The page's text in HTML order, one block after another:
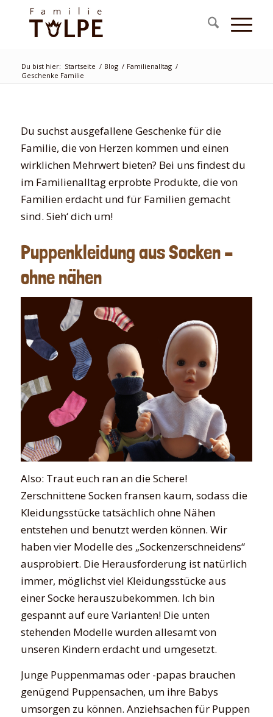
Du bist hier: Startseite / Blog / Familienalltag /
Geschenke Familie
Du suchst ausgefallene Geschenke für die
Familie, die von Herzen kommen und einen
wirklichen Mehrwert bieten? Bei uns findest du
im Familienalltag erprobte Produkte, die von
Familien erdacht und für Familien gemacht
sind. Sieh‘ dich um!
Puppenkleidung aus Socken –
ohne nähen
Also: Traut euch ran an die Schere!
Zerschnittene Socken fransen kaum, sodass die
Kleidungsstücke tatsächlich ohne Nähen
entstehen und benutzt werden können. Wir
haben vier Modelle des „Sockenzerschneidens“
ausprobiert. Die Herausforderung ist natürlich
immer, möglichst viel Kleidungsstücke aus
einer Socke herauszubekommen. Ich bin
gespannt auf eure Varianten! Die unten
stehenden Modelle wurden allesamt von
unseren Kindern erdacht und umgesetzt.
Junge Puppenmamas oder -papas brauchen
genügend Puppensachen, um ihre Babys
umsorgen zu können. Anziehsachen für Puppen